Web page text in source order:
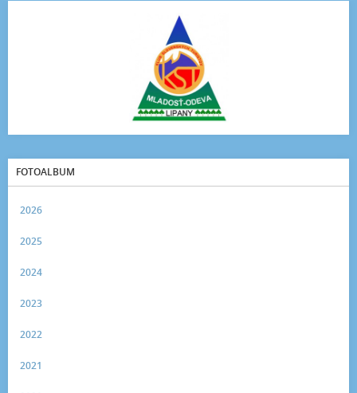
FOTOALBUM
2026
2025
2024
2023
2022
2021